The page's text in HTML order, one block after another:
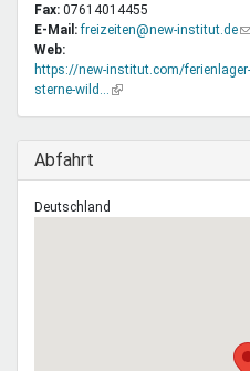
Fax: 07614014455
E-Mail:freizeiten@new-institut.de
E-
Web:
https://new-institut.com/
sterne-wild…
(Link
Ausblenden
Abfahrt
Deutschland